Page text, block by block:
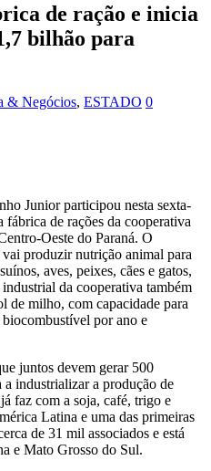
de ração e inicia
bilhão para
& Negócios, ESTADO 0
Junior participou nesta sexta-
de rações da cooperativa
Oeste do Paraná. O
produzir nutrição animal para
aves, peixes, cães e gatos,
da cooperativa também
de milho, com capacidade para
por ano e
juntos devem gerar 500
a industrializar a produção de
faz com a soja, café, trigo e
Latina e uma das primeiras
de 31 mil associados e está
e Mato Grosso do Sul.